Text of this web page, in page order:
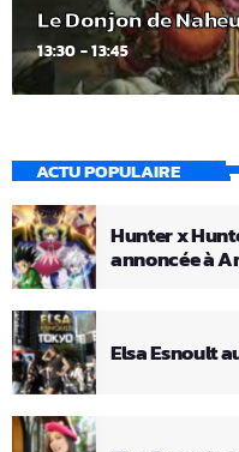
Le Donjon de
13:30 - 13:45
ACTU POPULAIRE
Hunter x
annoncée à
Elsa Esnoult